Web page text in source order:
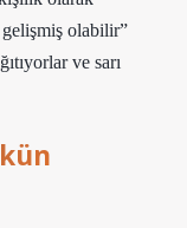
olabilir”
ve sarı